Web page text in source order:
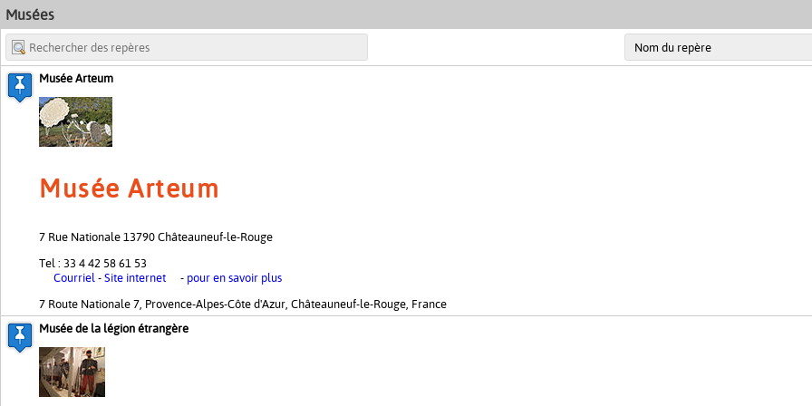
Musées
+
−
Musée Arteum
Musée Arteum
7 Rue Nationale 13790 Châteauneuf-le-Rouge
Tel : 33 4 42 58 61 53
Courriel -Site internet - pour en savoir plus
7 Route Nationale 7, Provence-Alpes-Côte d'Azur, Châteauneuf-le-Rouge, France
Musée de la légion étrangère